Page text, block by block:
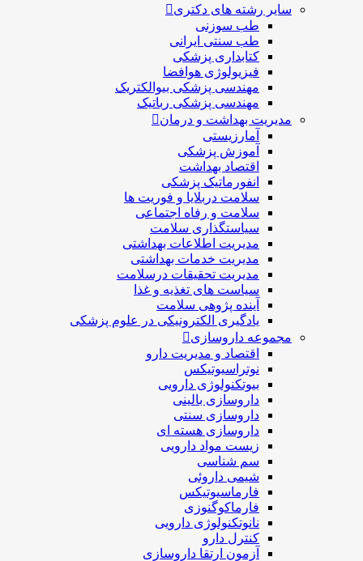
سایر رشته های دکتری
طب سوزنی
طب سنتی ایرانی
کتابداری پزشکی
فیزیولوژی هوافضا
مهندسی پزشکی بیوالکتریک
مهندسی پزشکی رباتیک
مدیریت بهداشت و درمان
آمارزیستی
آموزش پزشکی
اقتصاد بهداشت
انفورماتیک پزشکی
سلامت دربلايا و فوريت ها
سلامت و رفاه اجتماعی
سیاستگذاری سلامت
مدیریت اطلاعات بهداشتی
مدیریت خدمات بهداشتی
مدیریت تحقیقات درسلامت
سیاست های تغذیه و غذا
آینده پژوهی سلامت
یادگیری الکترونیکی در علوم پزشکی
مجموعه داروسازی
اقتصاد و مديريت دارو
نوتراسیوتیکس
بيوتكنولوژی دارویی
داروسازی بالينی
داروسازی سنتی
داروسازی هسته ای
زیست مواد دارویی
سم شناسی
شيمی داروئی
فارماسيوتيكس
فارماكوگنوزی
نانوتکنولوژی دارویی
كنترل دارو
آزمون ارتقا داروسازی